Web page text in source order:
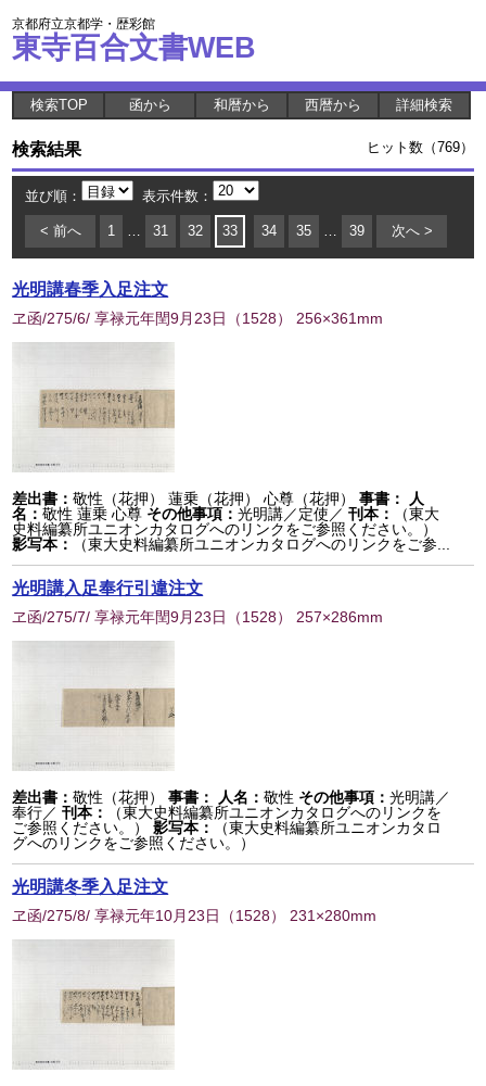
京都府立京都学・歴彩館
東寺百合文書WEB
検索TOP 函から 和暦から 西暦から 詳細検索
検索結果 ヒット数（769）
並び順： 表示件数：
< 前へ 1 … 31 32 33 34 35 … 39 次へ >
光明講春季入足注文
ヱ函/275/6/ 享禄元年閏9月23日 （1528） 256×361mm
差出書：敬性（花押） 蓮乗（花押） 心尊（花押） 事書：
人
名：敬性 蓮乗 心尊 その他事項：光明講／定使／刊本：
（東大
史料編纂所ユニオンカタログへのリンクをご参照ください。）
影写本：
（東大史料編纂所ユニオンカタログへのリンクをご参...
光明講入足奉行引違注文
ヱ函/275/7/ 享禄元年閏9月23日 （1528） 257×286mm
差出書：敬性（花押） 事書： 人名：敬性 その他事項：光明講／
奉行／刊本：
（東大史料編纂所ユニオンカタログへのリンクを
ご参照ください。）
影写本：
（東大史料編纂所ユニオンカタロ
グへのリンクをご参照ください。）
光明講冬季入足注文
ヱ函/275/8/ 享禄元年10月23日 （1528） 231×280mm